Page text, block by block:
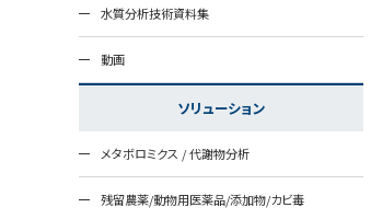
水質分析技術資料集
動画
ソリューション
メタボロミクス / 代謝物分析
残留農薬/動物用医薬品/添加物/カビ毒